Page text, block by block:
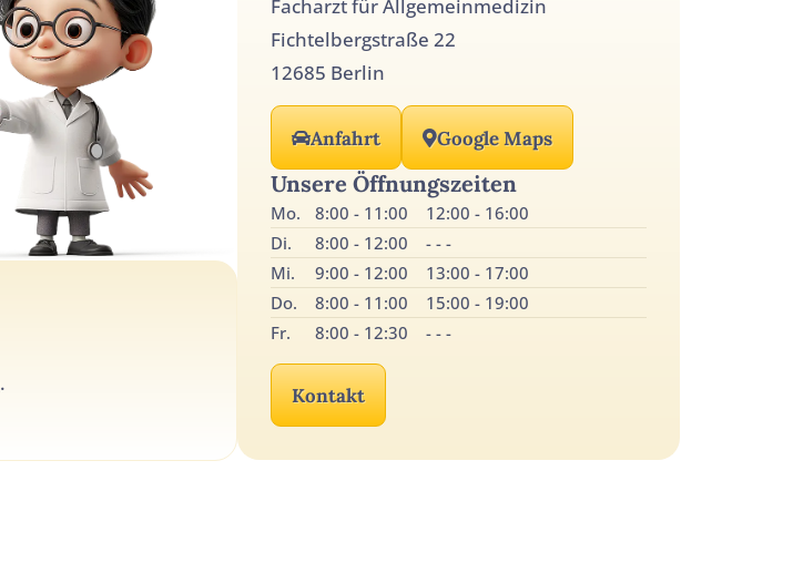
.
Facharzt für Allgemeinmedizin
Fichtelbergstraße 22
12685 Berlin
Anfahrt Google Maps
Unsere Öffnungszeiten
Mo. 8:00 - 11:00
12:00 - 16:00
Di.
8:00 - 12:00
- - -
Mi.
9:00 - 12:00
13:00 - 17:00
Do.
8:00 - 11:00
15:00 - 19:00
Fr.
8:00 - 12:30 - - -
Kontakt